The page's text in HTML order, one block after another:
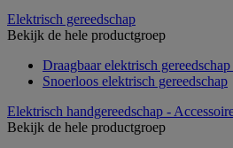
Elektrisch gereedschap
Bekijk de hele productgroep
Draagbaar elektrisch
Snoerloos elektrisch gereedschap
Elektrisch handgereedschap -
Bekijk de hele productgroep